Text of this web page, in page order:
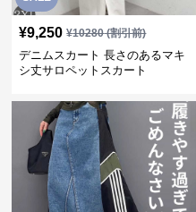
¥9,250 ¥10280(割引前)
デニムスカート 長さのあるマキ
シ丈サロペットスカート